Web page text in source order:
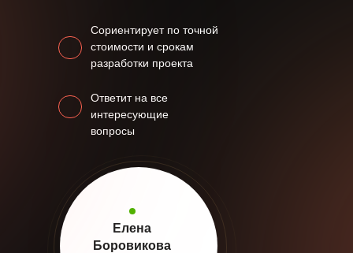
Сориентирует по точной
стоимости и срокам
разработки проекта
Ответит на все
интересующие
вопросы
Елена
Боровикова